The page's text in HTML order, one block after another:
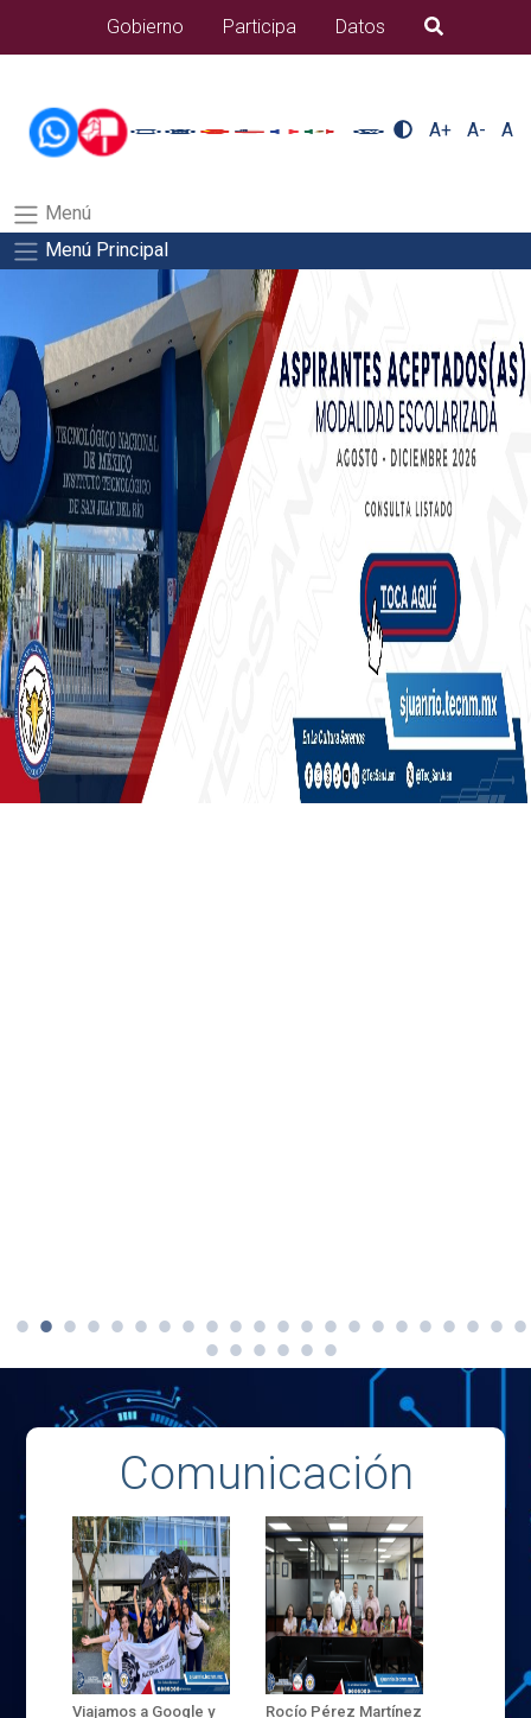
alumnos/residenciasSalida del comando:
Gobierno Participa Datos B�squeda
A+ A- A
Menú
Menú Principal
Comunicación
Viajamos a Google y
Rocío Pérez Martínez
ENECB-